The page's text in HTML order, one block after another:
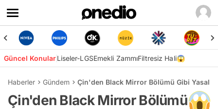
Güncel KonularLiseler-LGSEmekli ZammıFiltresiz Hali😱
Haberler Gündem Çin'den Black Mirror Bölümü Gibi Yasal
Çin'den Black Mirror Bölümü